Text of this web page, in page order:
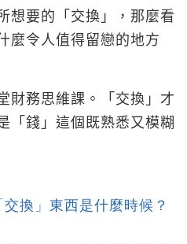
想要的「交換」，那麼看
麼令人值得留戀的地方
財務思維課。「交換」才
「錢」這個既熟悉又模糊
換」東西是什麼時候？